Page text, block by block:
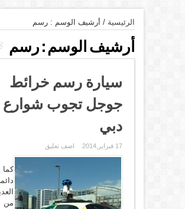
الرئيسية / أرشيف الوسم : رسم
أرشيف الوسم :رسم
سيارة رسم خرائط
جوجل تجوب شوارع
دبي
17 فبراير,2014 اضف تعليق
كما
من